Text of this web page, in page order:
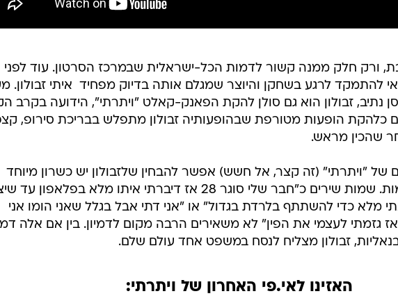
ורק חלק ממנה קשור לדמות הכל-ישראלית שבמרכז הסרטון. עוד לפני
להתמקד לרגע בשחקן והיוצר שמגלם אותה בדיוק מפחיד  איתי זבולון.
נתיב, זבולון הוא גם סולן להקת הפאנק-קאלט "ויתרתי", הידועה בקרב
כלהקת הופעות מטורפת שבהופעותיה זבולון מתפלש בבריכת סירופ,
שהכין מראש.
של "ויתרתי" (זה קצר, אל חשש) אפשר להבחין שלזבולון יש כשרון מיוחד
לתפוס מהות של דמות. שמות שירים כ"חבר שלי סוגר 28 אז דיברתי איתו מלא בפלאפון
מלא כדי להשתתף בלרדת בגדול" או "אני דתי אבל בגלל שאני הומו אני
גזמתי לעצמי את הפין" לא משאירים הרבה מקום לדמיון. בין אם אלה
זבולון מצליח לנסח במשפט אחד עולם שלם.
האזינו לאי.פי האחרון של ויתרתי: